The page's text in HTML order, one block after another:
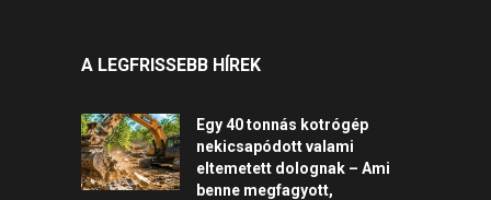
A LEGFRISSEBB HÍREK
Egy 40 tonnás kotrógép
nekicsapódott valami
eltemetett dolognak – Ami
benne megfagyott,